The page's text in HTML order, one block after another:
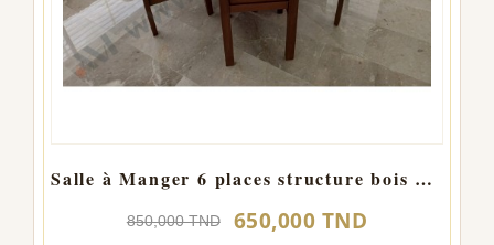
Salle à Manger 6 places structure bois H CARREAU Ronde
850,000 TND 650,000 TND